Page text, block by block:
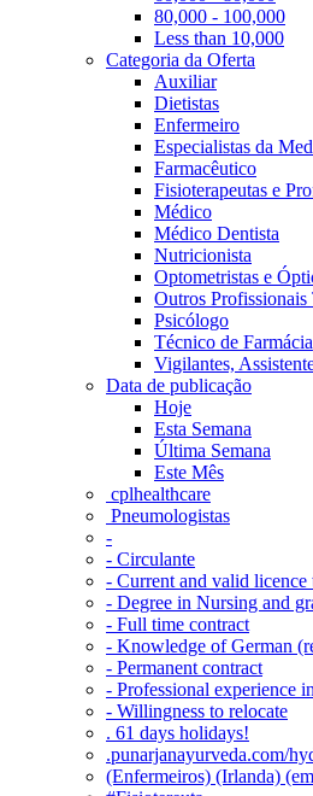
80,000 - 100,000
Less than 10,000
Categoria da Oferta
Auxiliar
Dietistas
Enfermeiro
Especialistas da
Farmacêutico
Fisioterapeutas e
Médico
Médico Dentista
Nutricionista
Optometristas e
Outros
Psicólogo
Técnico de Farmácia
Vigilantes,
Data de publicação
Hoje
Esta Semana
Última Semana
Este Mês
‎ cplhealthcare‬
Pneumologistas
-
- Circulante
- Current and valid licence
- Degree in Nursing and
- Full time contract
- Knowledge of German
- Permanent contract
- Professional experience
- Willingness to relocate
. 61 days holidays!
.punarjanayurveda.com/
(Enfermeiros) (Irlanda)